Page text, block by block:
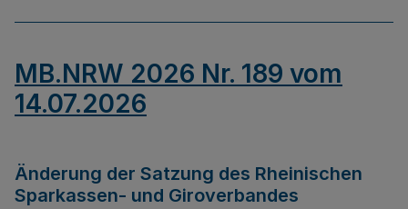
MB.NRW 2026 Nr. 189 vom
14.07.2026
Änderung der Satzung des Rheinischen
Sparkassen- und Giroverbandes